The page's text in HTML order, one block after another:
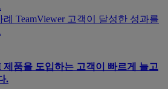
TeamViewer 고객이 달성한 성과를
제품을 도입하는 고객이 빠르게 늘고
.